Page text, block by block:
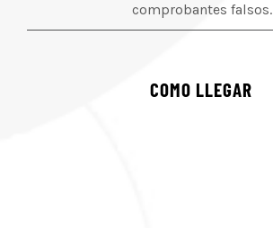
comprobantes falsos.
COMO LLEGAR